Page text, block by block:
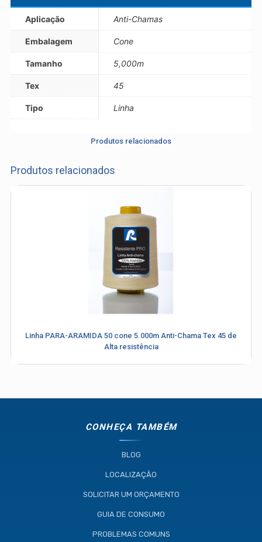
Industria e Comercio de Linhas
Aplicação Anti-Chamas
Embalagem Cone
Tamanho 5,000m
Tex 45
Tipo Linha
Produtos relacionados
Produtos relacionados
Linha PARA-ARAMIDA 50 cone 5.000m Anti-Chama Tex 45 de
Alta resistência
CONHEÇA TAMBÉM
BLOG
LOCALIZAÇÃO
SOLICITAR UM ORÇAMENTO
GUIA DE CONSUMO
PROBLEMAS COMUNS